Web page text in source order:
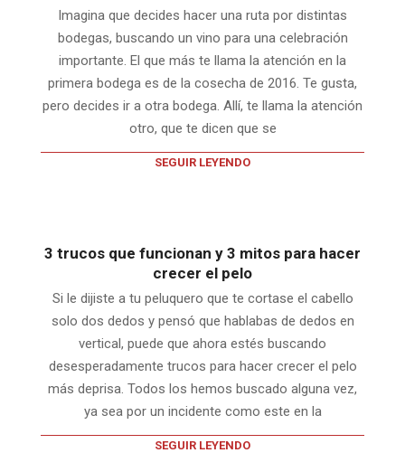
Imagina que decides hacer una ruta por distintas
bodegas, buscando un vino para una celebración
importante. El que más te llama la atención en la
primera bodega es de la cosecha de 2016. Te gusta,
pero decides ir a otra bodega. Allí, te llama la atención
otro, que te dicen que se
SEGUIR LEYENDO
3 trucos que funcionan y 3 mitos para hacer
crecer el pelo
Si le dijiste a tu peluquero que te cortase el cabello
solo dos dedos y pensó que hablabas de dedos en
vertical, puede que ahora estés buscando
desesperadamente trucos para hacer crecer el pelo
más deprisa. Todos los hemos buscado alguna vez,
ya sea por un incidente como este en la
SEGUIR LEYENDO